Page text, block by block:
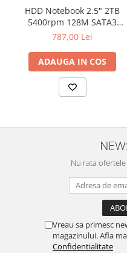
HDD Notebook 2.5" 2TB
5400rpm 128M SATA3
SEAGATE
787,00 Lei
ADAUGA IN COS
Nu rata
Vreau sa primesc
magazinului. Afla
Confidentialitate